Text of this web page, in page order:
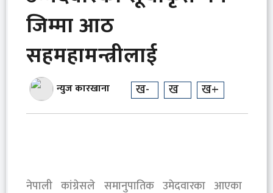
जिम्मा आठ
सहमहामन्त्रीलाई
न्युज कारखाना ख- ख ख+
नेपाली कांग्रेसले समानुपातिक उमेदवारका आएका